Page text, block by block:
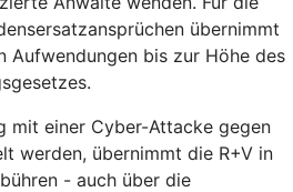
übernimmt
Aufwendungen bis zur Höhe des
mit einer Cyber-Attacke gegen
werden, übernimmt die R+V in
- auch über die